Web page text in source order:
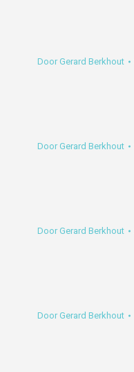
DoorGerard Berkhout
DoorGerard Berkhout
DoorGerard Berkhout
DoorGerard Berkhout